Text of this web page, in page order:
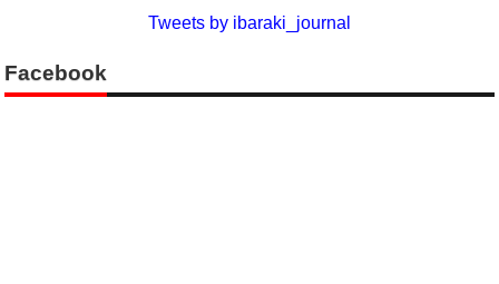
Tweets by ibaraki_journal
Facebook